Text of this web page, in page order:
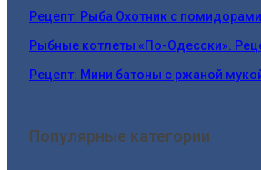
Рецепт: Рыба Охотник с
Рыбные котлеты «По-Одесски».
Рецепт: Мини батоны с ржаной
Популярные категории